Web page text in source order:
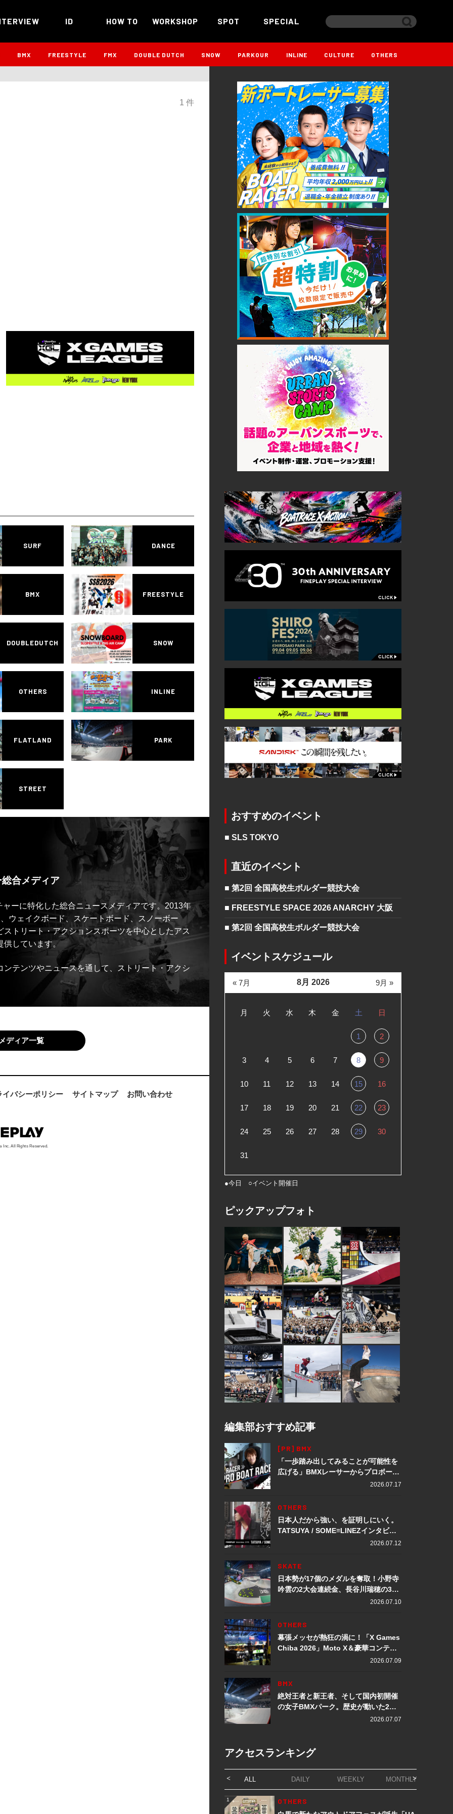
ID HOW TO WORKSHOP SPOT SPECIAL
BMX FREESTYLE FMX DOUBLE DUTCH SNOW PARKOUR INLINE CULTURE OTHERS
1 件
SURF DANCE
BMX FREESTYLE
DOUBLEDUTCH SNOW
OTHERS INLINE
FLATLAND PARK
STREET
合メディア
ーに特化した総合ニュースメディアです。2013年
ウェイクボード、スケートボード、スノーボー
トリート・アクションスポーツを中心としたアス
供しています。
テンツやニュースを通して、ストリート・アクシ
ディア一覧
イバシーポリシー サイトマップ お問い合わせ
Inc. All Rights Reserved.
おすすめのイベント
■ SLS TOKYO
直近のイベント
■ 第2回 全国高校生ボルダー競技大会
■ FREESTYLE SPACE 2026 ANARCHY 大阪
■ 第2回 全国高校生ボルダー競技大会
イベントスケジュール
8月 2026
月 火 水 木 金 土 日
1 2
3 4 5 6 7 8 9
10 11 12 13 14 15 16
17 18 19 20 21 22 23
24 25 26 27 28 29 30
31
« 7月 9月 »
●今日 ○イベント開催日
ピックアップフォト
編集部おすすめ記事
[PR] BMX
「一歩踏み出してみることが可能性を
広げる」BMXレーサーからプロボート
レーサーへ転身。上田龍星が体現する
2026.07.17
OTHERS
日本人だから強い、を証明しにいく。
TATSUYA / SOME≡LINEZインタビュ
2026.07.12
SKATE
日本勢が17個のメダルを奪取！小野寺
吟雲の2大会連続金、長谷川瑞穂の3メ
ダル獲得など数々の快挙をプレイバッ
2026.07.10
OTHERS
幕張メッセが熱狂の渦に！「X Games
Chiba 2026」Moto X＆豪華コンテン
2026.07.09
BMX
絶対王者と新王者、そして国内初開催
の女子BMXパーク。歴史が動いた2日
2026.07.07
アクセスランキング
ALL DAILY WEEKLY MONTHLY
1 OTHERS